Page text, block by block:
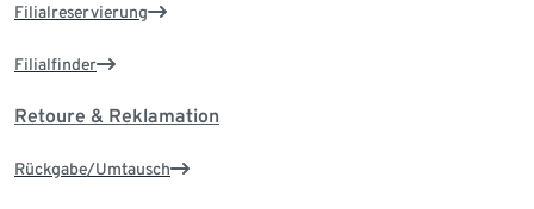
Filialreservierung
Filialfinder
Retoure & Reklamation
Rückgabe/Umtausch